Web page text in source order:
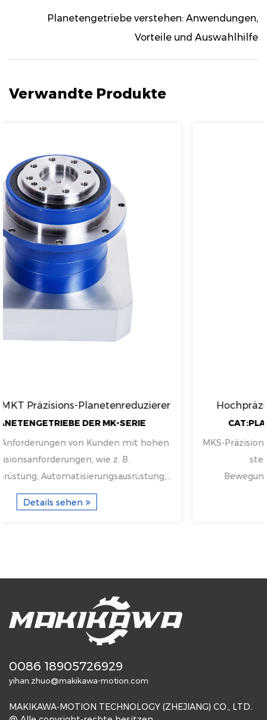
Planetengetriebe verstehen: Anwendungen,
Vorteile und Auswahlhilfe
Verwandte Produkte
Hochpräzises Präzisions-
CAT:PLANETENGETRIEBE DER MK-SERIE
MKS-Präzisions-Planetengetriebe und
stellen einen Höhepunkt in der
Bewegungssteuerungstechnologie dar. Ihre
0086 18905726929
yihan.zhuo@makikawa-motion.com
MAKIKAWA-MOTION TECHNOLOGY (ZHEJIANG) CO., LTD.